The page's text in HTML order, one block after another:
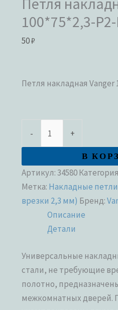
100*75*2,3-
50₽
Петля накладная Vanger
- +
В
Артикул:34580
Метка: Накладные
врезки 2,3 мм) Бренд:
Описание
Детали
Универсальные
стали, не требующие
полотно,
межкомнатных дверей.